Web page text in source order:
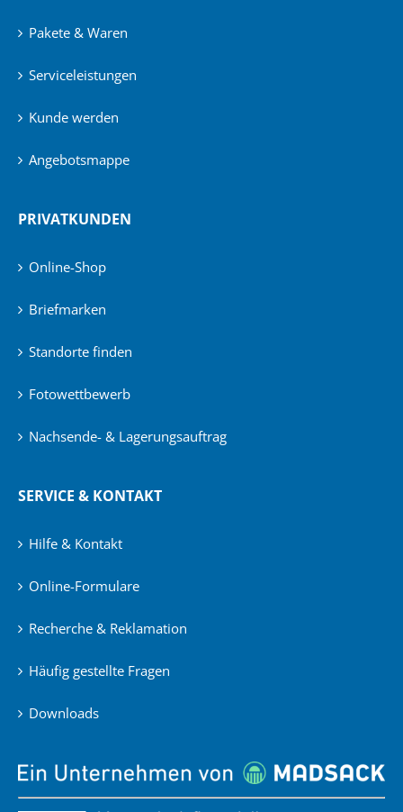
Pakete & Waren
Serviceleistungen
Kunde werden
Angebotsmappe
PRIVATKUNDEN
Online-Shop
Briefmarken
Standorte finden
Fotowettbewerb
Nachsende- & Lagerungsauftrag
SERVICE & KONTAKT
Hilfe & Kontakt
Online-Formulare
Recherche & Reklamation
Häufig gestellte Fragen
Downloads